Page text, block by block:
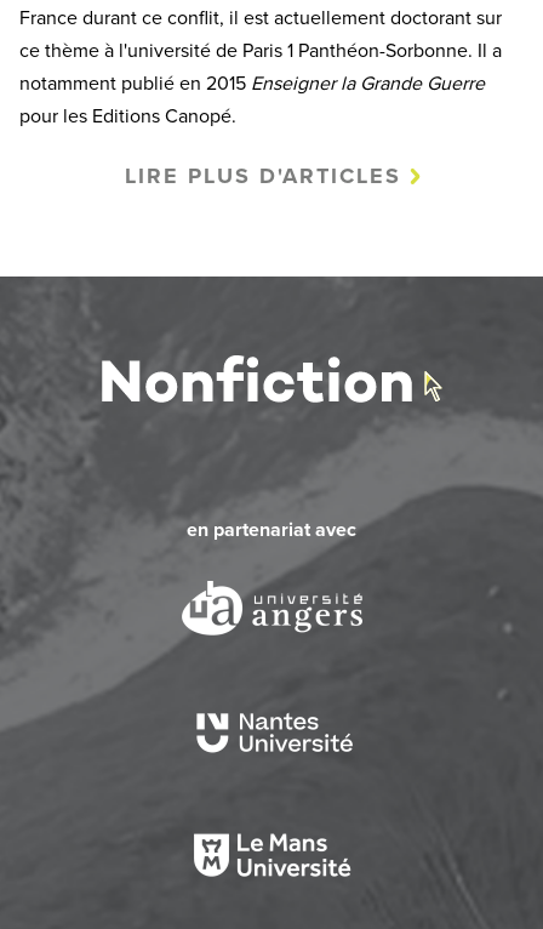
France durant ce conflit, il est actuellement doctorant sur
ce thème à l'université de Paris 1 Panthéon-Sorbonne. Il a
notamment publié en 2015 Enseigner la Grande Guerre
pour les Editions Canopé.
LIRE PLUS D'ARTICLES
en partenariat avec